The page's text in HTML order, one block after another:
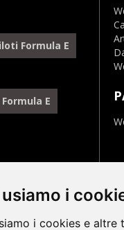
i
i cookies e altre
Formula E
E